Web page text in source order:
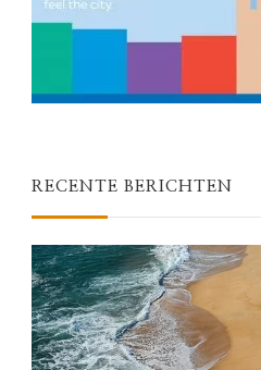
RECENTE BERICHTEN